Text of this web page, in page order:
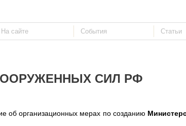
СИЛ РФ
об организационных мерах по созданию